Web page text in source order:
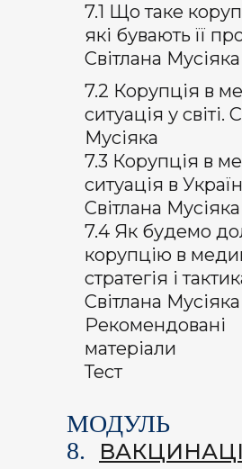
7.1 Що таке
які бувають її
Світлана Мусіяка
7.2 Корупція в
ситуація у світі.
Мусіяка
7.3 Корупція в
ситуація в
Світлана Мусіяка
7.4 Як будемо
корупцію в
стратегія і
Світлана Мусіяка
Рекомендовані
матеріали
Тест
МОДУЛЬ
8.